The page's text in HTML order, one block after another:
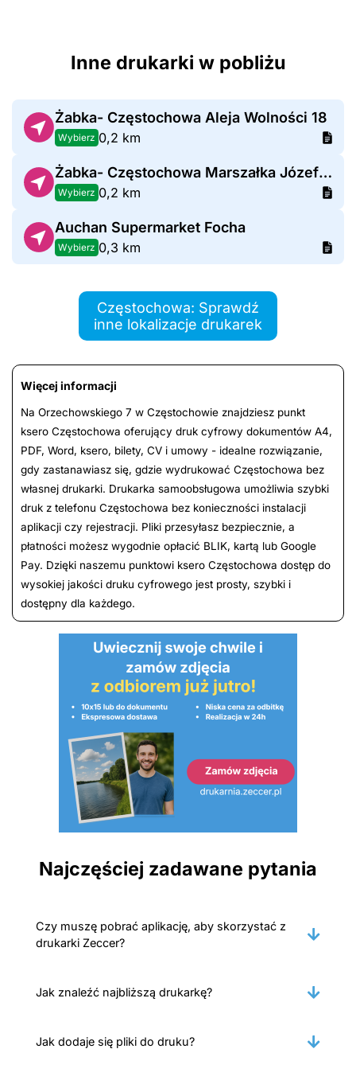
Inne drukarki w pobliżu
Żabka- Częstochowa Aleja Wolności 18
Wybierz 0,2 km
Żabka- Częstochowa Marszałka Józefa Piłsudskiego 23
Wybierz 0,2 km
Auchan Supermarket Focha
Wybierz 0,3 km
Częstochowa: Sprawdź
inne lokalizacje drukarek
Więcej informacji
Na Orzechowskiego 7 w Częstochowie znajdziesz punkt
ksero Częstochowa oferujący druk cyfrowy dokumentów A4,
PDF, Word, ksero, bilety, CV i umowy - idealne rozwiązanie,
gdy zastanawiasz się, gdzie wydrukować Częstochowa bez
własnej drukarki. Drukarka samoobsługowa umożliwia szybki
druk z telefonu Częstochowa bez konieczności instalacji
aplikacji czy rejestracji. Pliki przesyłasz bezpiecznie, a
płatności możesz wygodnie opłacić BLIK, kartą lub Google
Pay. Dzięki naszemu punktowi ksero Częstochowa dostęp do
wysokiej jakości druku cyfrowego jest prosty, szybki i
dostępny dla każdego.
Najczęściej zadawane pytania
Czy muszę pobrać aplikację, aby skorzystać z
drukarki Zeccer?
Jak znaleźć najbliższą drukarkę?
Jak dodaje się pliki do druku?